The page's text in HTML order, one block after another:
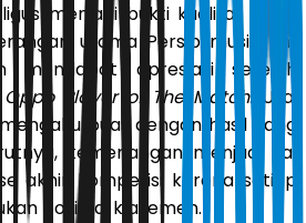
menjadi bukti kualitas Haye
utama Persib musim ini.
mendapat apresiasi setelah
Oppo Player of The Match. Usai
puas dengan hasil yang
kemenangan menjadi hal
akhir kompetisi karena setiap
posisi di klasemen.